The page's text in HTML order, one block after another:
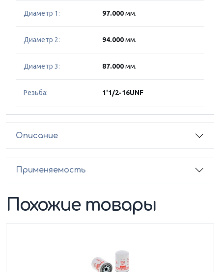
Диаметр 1: 97.000мм.
Диаметр 2: 94.000мм.
Диаметр 3: 87.000мм.
Резьба: 1'1/2-16UNF
Описание
Применяемость
Похожие товары